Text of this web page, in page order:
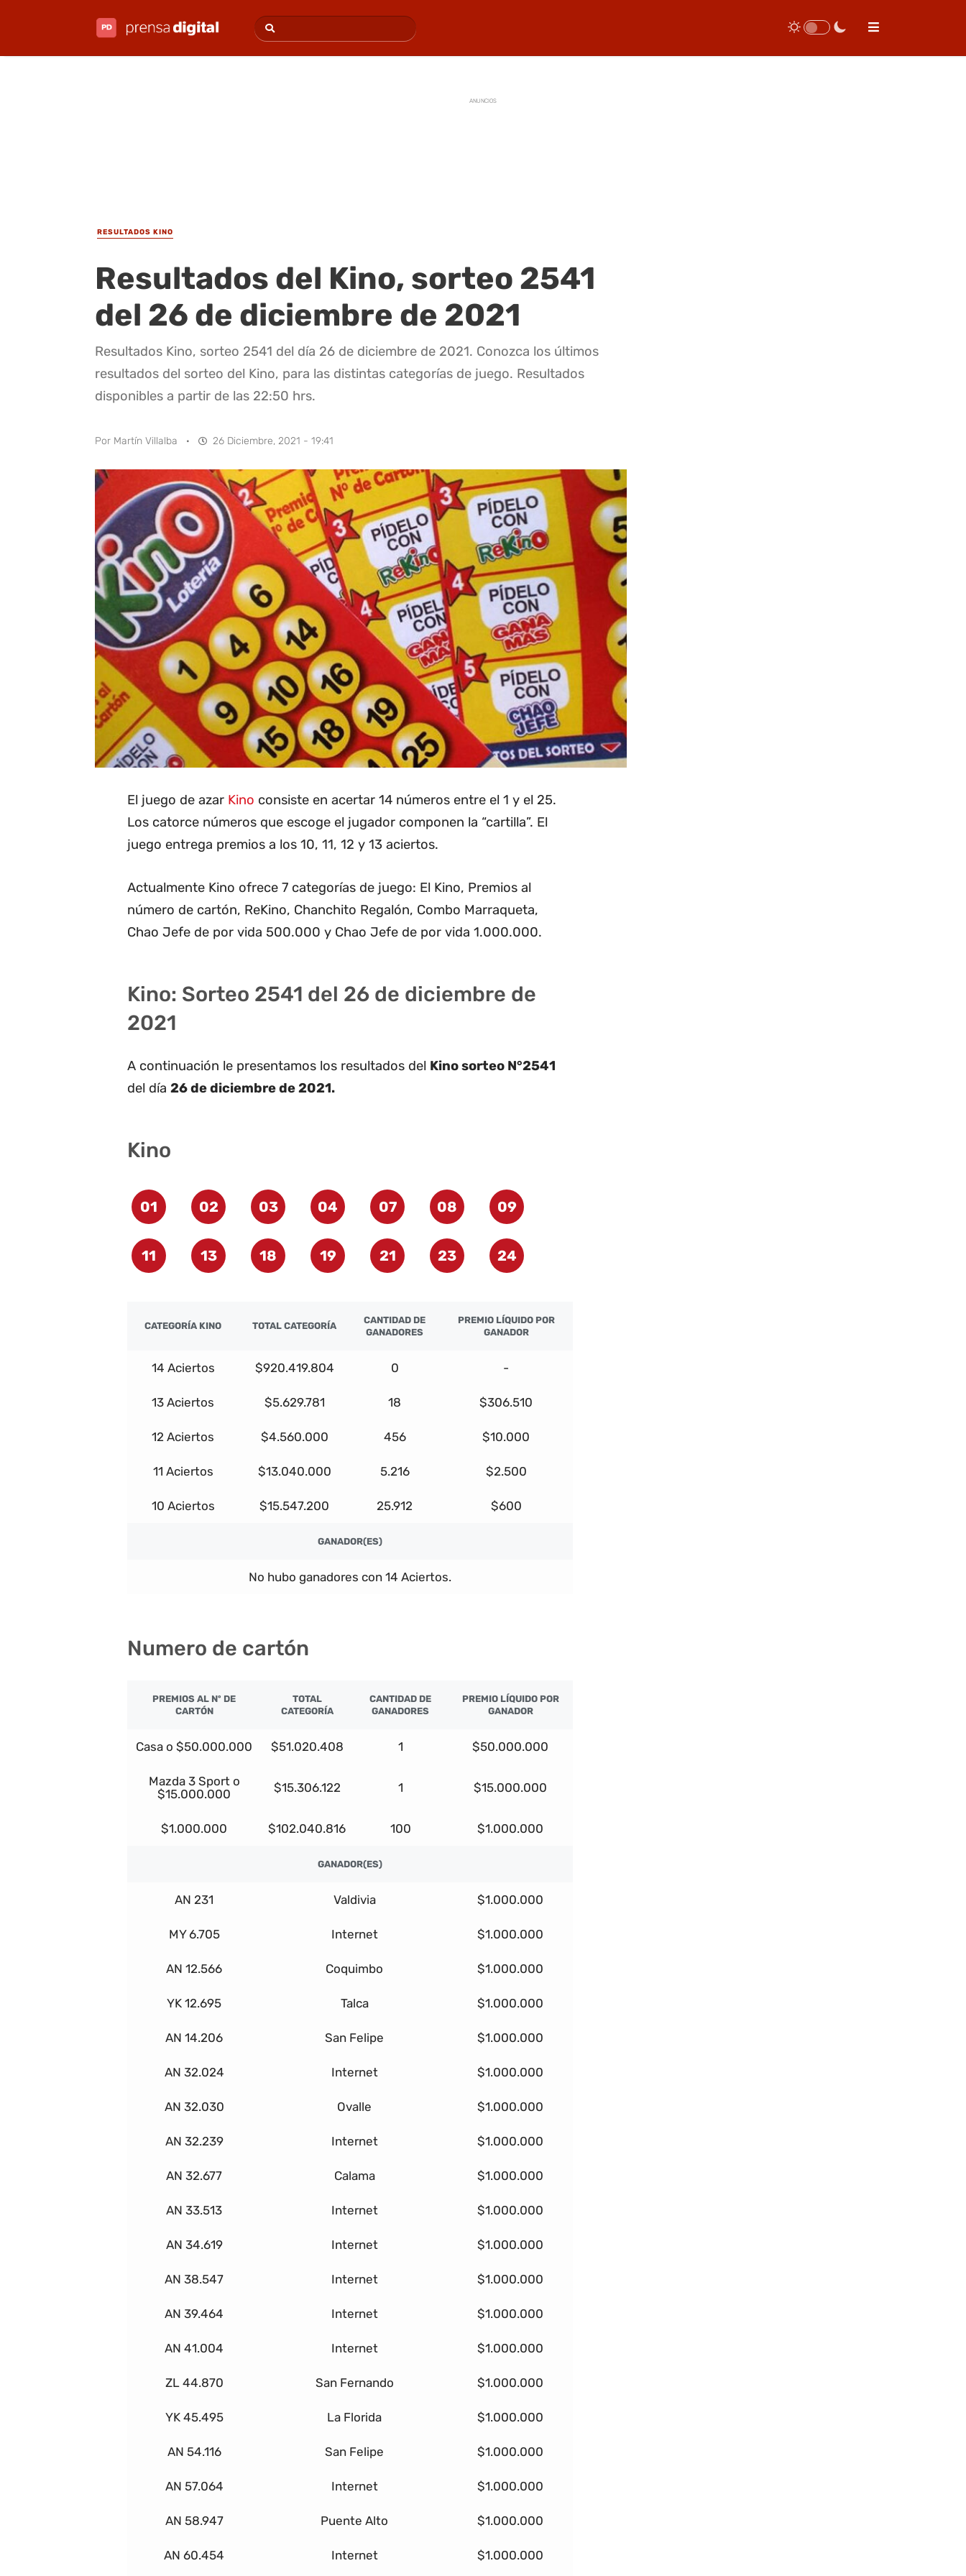
ANUNCIOS
RESULTADOS KINO
Resultados del Kino, sorteo 2541
del 26 de diciembre de 2021
Resultados Kino, sorteo 2541 del día 26 de diciembre de 2021. Conozca los últimos
resultados del sorteo del Kino, para las distintas categorías de juego. Resultados
disponibles a partir de las 22:50 hrs.
Por Martín Villalba · 26 Diciembre, 2021 - 19:41
El juego de azar Kino consiste en acertar 14 números entre el 1 y el 25.
Los catorce números que escoge el jugador componen la “cartilla”. El
juego entrega premios a los 10, 11, 12 y 13 aciertos.
Actualmente Kino ofrece 7 categorías de juego: El Kino, Premios al
número de cartón, ReKino, Chanchito Regalón, Combo Marraqueta,
Chao Jefe de por vida 500.000 y Chao Jefe de por vida 1.000.000.
Kino: Sorteo 2541 del 26 de diciembre de
2021
A continuación le presentamos los resultados del Kino sorteo N°2541
del día 26 de diciembre de 2021.
Kino
01 02 03 04 07 08 09
11 13 18 19 21 23 24
CATEGORÍA KINO TOTAL CATEGORÍA
CANTIDAD DE
GANADORES
PREMIO LÍQUIDO POR
GANADOR
14 Aciertos $920.419.804 0 -
13 Aciertos $5.629.781 18 $306.510
12 Aciertos $4.560.000 456 $10.000
11 Aciertos $13.040.000 5.216 $2.500
10 Aciertos $15.547.200 25.912 $600
GANADOR(ES)
No hubo ganadores con 14 Aciertos.
Numero de cartón
PREMIOS AL Nº DE
CARTÓN
TOTAL
CATEGORÍA
CANTIDAD DE
GANADORES
PREMIO LÍQUIDO POR
GANADOR
Casa o $50.000.000 $51.020.408 1 $50.000.000
Mazda 3 Sport o
$15.000.000
$15.306.122 1 $15.000.000
$1.000.000 $102.040.816 100 $1.000.000
GANADOR(ES)
AN 231 Valdivia $1.000.000
MY 6.705 Internet $1.000.000
AN 12.566 Coquimbo $1.000.000
YK 12.695 Talca $1.000.000
AN 14.206 San Felipe $1.000.000
AN 32.024 Internet $1.000.000
AN 32.030 Ovalle $1.000.000
AN 32.239 Internet $1.000.000
AN 32.677 Calama $1.000.000
AN 33.513 Internet $1.000.000
AN 34.619 Internet $1.000.000
AN 38.547 Internet $1.000.000
AN 39.464 Internet $1.000.000
AN 41.004 Internet $1.000.000
ZL 44.870 San Fernando $1.000.000
YK 45.495 La Florida $1.000.000
AN 54.116 San Felipe $1.000.000
AN 57.064 Internet $1.000.000
AN 58.947 Puente Alto $1.000.000
AN 60.454 Internet $1.000.000